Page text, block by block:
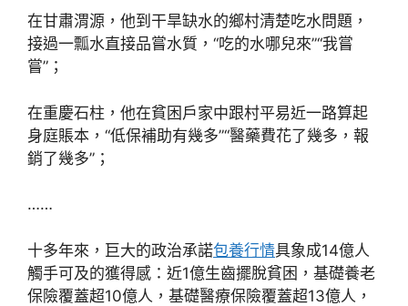
在甘肅渭源，他到干旱缺水的鄉村清楚吃水問題，
接過一瓢水直接品嘗水質，“吃的水哪兒來”“我嘗
嘗”；
在重慶石柱，他在貧困戶家中跟村平易近一路算起
身庭賬本，“低保補助有幾多”“醫藥費花了幾多，報
銷了幾多”；
……
十多年來，巨大的政治承諾包養行情具象成14億人
觸手可及的獲得感：近1億生齒擺脫貧困，基礎養老
保險覆蓋超10億人，基礎醫療保險覆蓋超13億人，